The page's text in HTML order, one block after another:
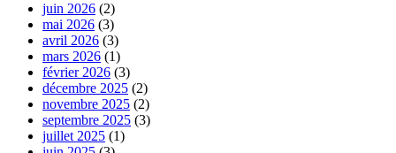
juin 2026 (2)
mai 2026 (3)
avril 2026 (3)
mars 2026 (1)
février 2026 (3)
décembre 2025 (2)
novembre 2025 (2)
septembre 2025 (3)
juillet 2025 (1)